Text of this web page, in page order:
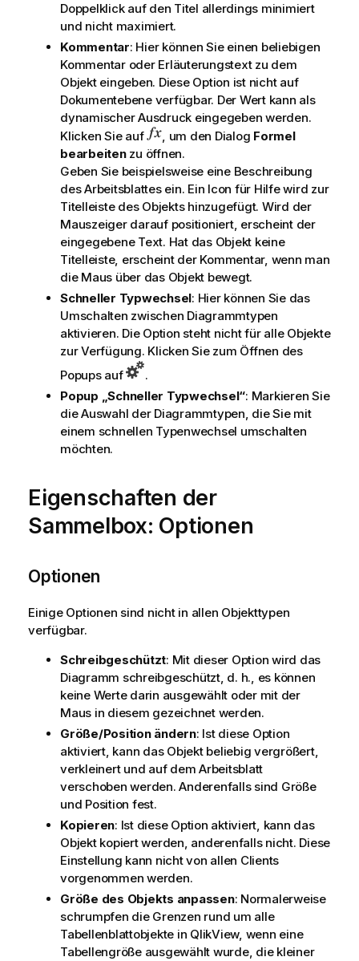
Doppelklick auf den Titel allerdings minimiert
und nicht maximiert.
Kommentar: Hier können Sie einen beliebigen
Kommentar oder Erläuterungstext zu dem
Objekt eingeben. Diese Option ist nicht auf
Dokumentebene verfügbar. Der Wert kann als
dynamischer Ausdruck eingegeben werden.
Klicken Sie auf
, um den Dialog Formel
bearbeitenzu öffnen.
Geben Sie beispielsweise eine Beschreibung
des Arbeitsblattes ein. Ein Icon für Hilfe wird zur
Titelleiste des Objekts hinzugefügt. Wird der
Mauszeiger darauf positioniert, erscheint der
eingegebene Text. Hat das Objekt keine
Titelleiste, erscheint der Kommentar, wenn man
die Maus über das Objekt bewegt.
Schneller Typwechsel: Hier können Sie das
Umschalten zwischen Diagrammtypen
aktivieren. Die Option steht nicht für alle Objekte
zur Verfügung. Klicken Sie zum Öffnen des
Popups auf
.
Popup „Schneller Typwechsel“: Markieren Sie
die Auswahl der Diagrammtypen, die Sie mit
einem schnellen Typenwechsel umschalten
möchten.
Eigenschaften der
Sammelbox: Optionen
Optionen
Einige Optionen sind nicht in allen Objekttypen
verfügbar.
Schreibgeschützt: Mit dieser Option wird das
Diagramm schreibgeschützt, d. h., es können
keine Werte darin ausgewählt oder mit der
Maus in diesem gezeichnet werden.
Größe/Position ändern: Ist diese Option
aktiviert, kann das Objekt beliebig vergrößert,
verkleinert und auf dem Arbeitsblatt
verschoben werden. Anderenfalls sind Größe
und Position fest.
Kopieren: Ist diese Option aktiviert, kann das
Objekt kopiert werden, anderenfalls nicht. Diese
Einstellung kann nicht von allen Clients
vorgenommen werden.
Größe des Objekts anpassen: Normalerweise
schrumpfen die Grenzen rund um alle
Tabellenblattobjekte in QlikView, wenn eine
Tabellengröße ausgewählt wurde, die kleiner